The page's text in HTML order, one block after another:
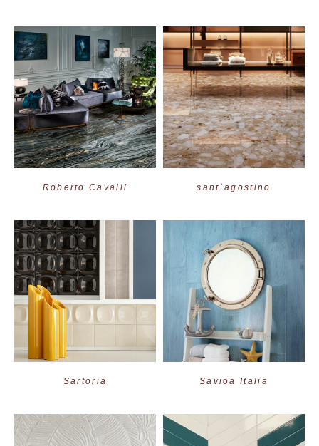
Roberto Cavalli sant`agostino
Sartoria Savioa Italia